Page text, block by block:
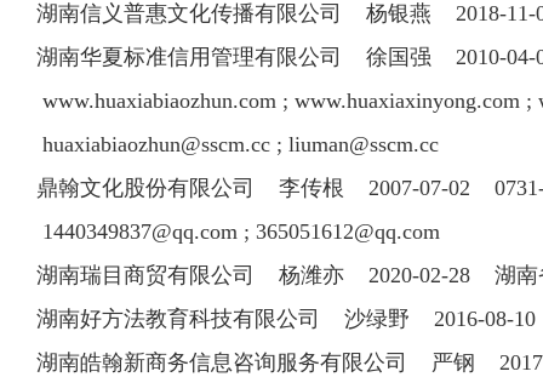
湖南信义普惠文化传播有限公司 杨银燕 2018-
湖南华夏标准信用管理有限公司 徐国强 2010-
www.huaxiabiaozhun.com ; www.huaxiaxinyong.com
huaxiabiaozhun@sscm.cc; liuman@sscm.cc
鼎翰文化股份有限公司 李传根 2007-07-02 0731-
1440349837@qq.com; 365051612@qq.com
湖南瑞目商贸有限公司 杨潍亦 2020-02-28 湖南
湖南好方法教育科技有限公司 沙绿野 2016-08-
湖南皓翰新商务信息咨询服务有限公司 严钢